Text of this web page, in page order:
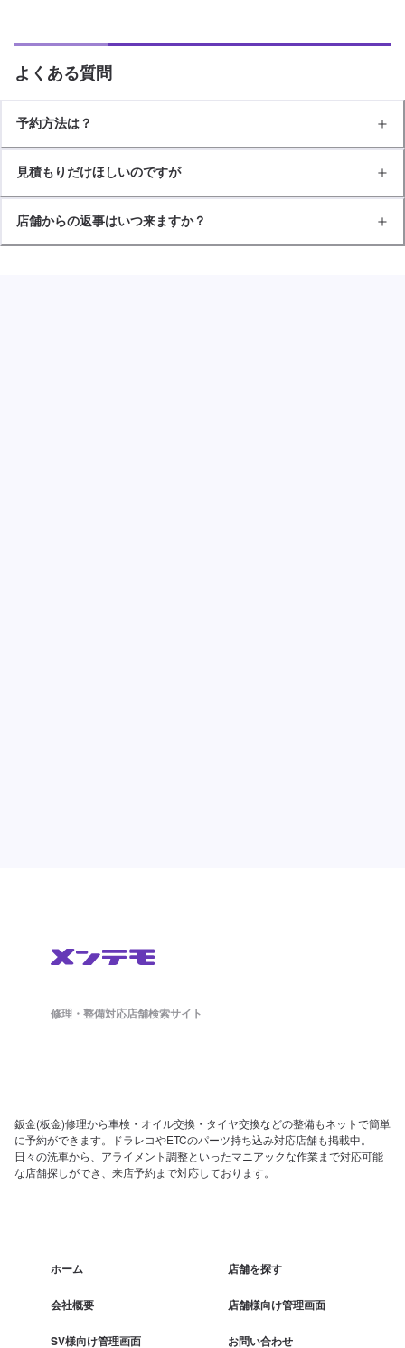
よくある質問
予約方法は？
見積もりだけほしいのですが
店舗からの返事はいつ来ますか？
修理・整備対応店舗検索サイト
鈑金(板金)修理から車検・オイル交換・タイヤ交換などの整備もネットで簡単
に予約ができます。ドラレコやETCのパーツ持ち込み対応店舗も掲載中。
日々の洗車から、アライメント調整といったマニアックな作業まで対応可能
な店舗探しができ、来店予約まで対応しております。
ホーム 店舗を探す
会社概要 店舗様向け管理画面
SV様向け管理画面 お問い合わせ